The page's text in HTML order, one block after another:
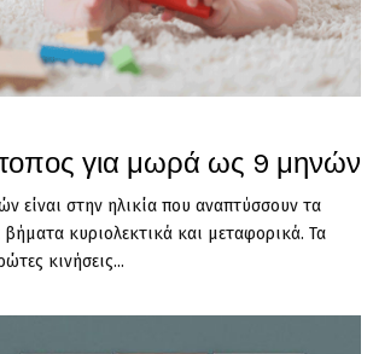
για μωρά ως 9 μηνών
είναι στην ηλικία που αναπτύσσουν τα
κυριολεκτικά και μεταφορικά. Τα
κινήσεις...